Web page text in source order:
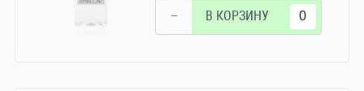
− В КОРЗИНУ